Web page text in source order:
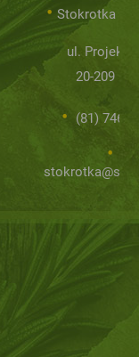
Stokrotka
ul.
20-209
(81) 746